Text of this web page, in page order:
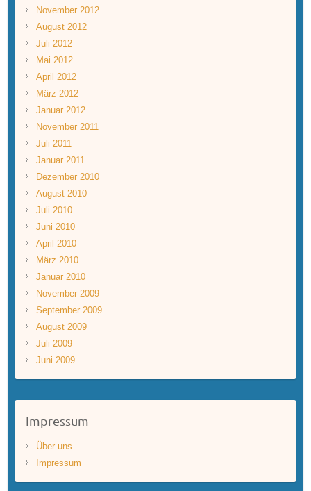
November 2012
August 2012
Juli 2012
Mai 2012
April 2012
März 2012
Januar 2012
November 2011
Juli 2011
Januar 2011
Dezember 2010
August 2010
Juli 2010
Juni 2010
April 2010
März 2010
Januar 2010
November 2009
September 2009
August 2009
Juli 2009
Juni 2009
Impressum
Über uns
Impressum